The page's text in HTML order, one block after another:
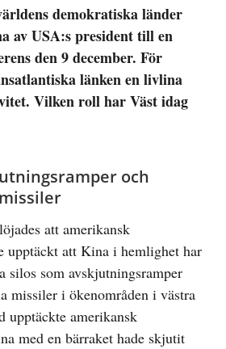
demokratiska länder
av USA:s president till en
den 9 december. För
länken en livlina
Vilken roll har Väst idag
och
att amerikansk
upptäckt att Kina i hemlighet har
silos som avskjutningsramper
missiler i ökenområden i västra
upptäckte amerikansk
med en bärraket hade skjutit